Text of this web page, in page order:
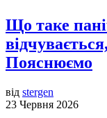
Що таке
Пояснюємо
від stergen
23 Червня 2026